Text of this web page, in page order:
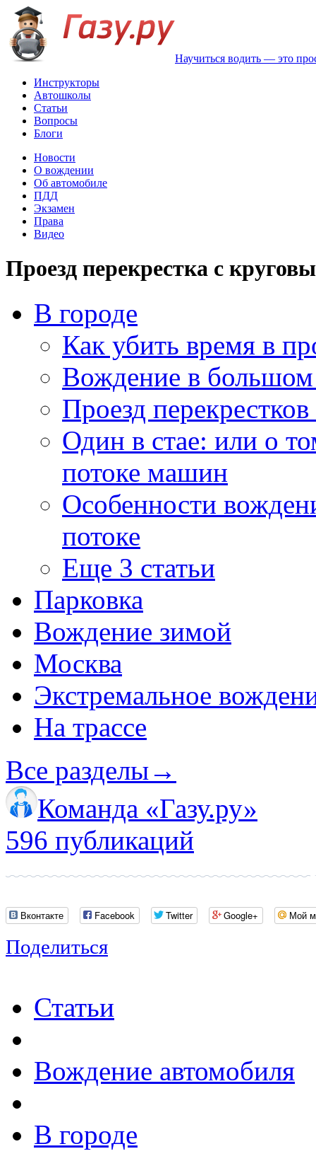
Научиться водить — это
Инструкторы
Автошколы
Статьи
Вопросы
Блоги
Новости
О вождении
Об автомобиле
ПДД
Экзамен
Права
Видео
Проезд перекрестка с
В городе
Как убить время в
Вождение в большом
Проезд
Один в стае: или о
потоке машин
Особенности
потоке
Еще 3 статьи
Парковка
Вождение зимой
Москва
Экстремальное
На трассе
Все разделы→
Команда «Газу.ру»
596 публикаций
Вконтакте Facebook Twitter Google+ Мой
Поделиться
Статьи
Вождение автомобиля
В городе